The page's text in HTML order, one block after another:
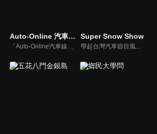
Auto-Online 汽車線上情報誌
「Auto-Online汽車線上情報誌」成立於1999年，是一個將網路平台、平面雜誌與影音頻道結合的專業汽車媒體。影音內容：汽車試駕、重機試駕、車壇快訊、老車單元以及集體評比，我們致力呈現最真實的試駕體驗。
Super Snow Show
帶起台灣汽車節目風潮，前TVBS《地球黃金線》與東森《夢想街57號》主持人，「車界女神」廖盈婷，自製談話性節目《Super Snow Show》，持續以熱情和風趣的主持風格，打造出高人氣試車頻道，介紹車與生活。